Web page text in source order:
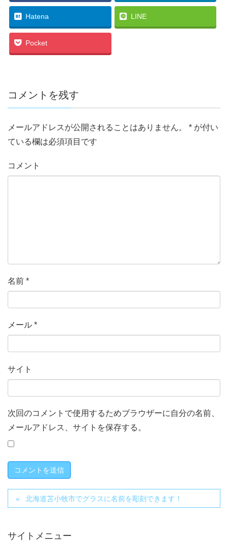
Hatena LINE
Pocket
コメントを残す
メールアドレスが公開されることはありません。 * が付い
ている欄は必須項目です
コメント
名前 *
メール *
サイト
次回のコメントで使用するためブラウザーに自分の名前、
メールアドレス、サイトを保存する。
北海道苫小牧市でグラスに名前を彫刻できます！
サイトメニュー